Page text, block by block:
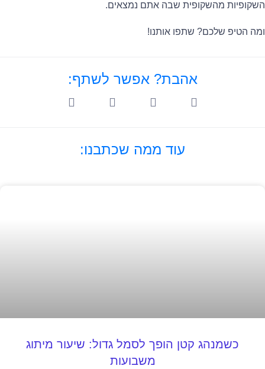
השקופיות מהשקופית שבה אתם נמצאים.
ומה הטיפ שלכם? שתפו אותנו!
אהבת? אפשר לשתף:
עוד ממה שכתבנו:
כשמנהג קטן הופך לסמל גדול: שיעור מיתוג
משבועות